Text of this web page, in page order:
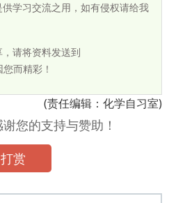
学习交流之用，如有侵权请给我
请将资料发送到
您而精彩！
(责任编辑：化学自习室)
您的支持与赞助！
打赏